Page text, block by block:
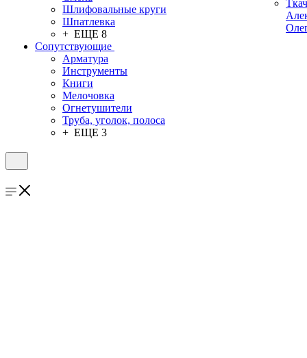
Шлифовальные круги
Шпатлевка
+ ЕЩЕ 8
Сопутствующие
Арматура
Инструменты
Книги
Мелочовка
Огнетушители
Труба, уголок, полоса
+ ЕЩЕ 3